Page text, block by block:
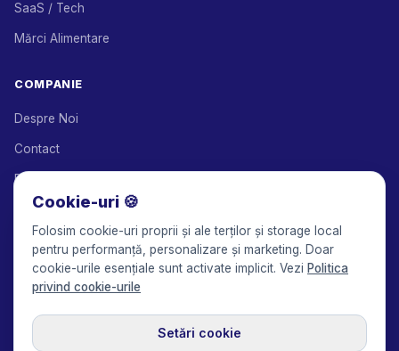
SaaS / Tech
Mărci Alimentare
COMPANIE
Despre Noi
Contact
Parteneri de Soluții
Program de Afiliere
Prețuri
Keepface for AI
© 2017-2026 Keepface Global, Inc.
Cookie-uri 🍪
Folosim cookie-uri proprii și ale terților și storage local
pentru performanță, personalizare și marketing. Doar
cookie-urile esențiale sunt activate implicit. Vezi Politica
privind cookie-urile
Setări cookie